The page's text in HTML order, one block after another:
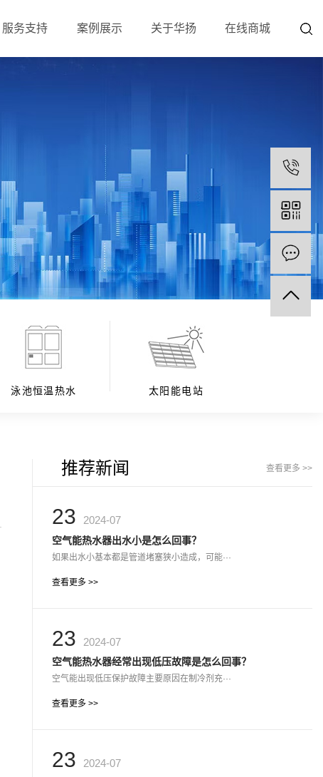
服务支持 案例展示 关于华扬 在线商城
泳池恒温热水 太阳能电站
推荐新闻 查看更多 >>
23 2024-07
空气能热水器出水小是怎么回事？
如果出水小基本都是管道堵塞狭小造成，可能···
查看更多 >>
23 2024-07
空气能热水器经常出现低压故障是怎么回事？
空气能出现低压保护故障主要原因在制冷剂充···
查看更多 >>
23 2024-07